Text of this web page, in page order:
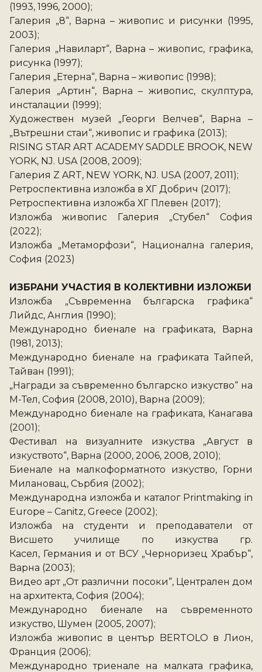
(1993, 1996, 2000);
Галерия „8“, Варна – живопис и рисунки (1995,
2003);
Галерия „Навиларт“, Варна – живопис, графика,
рисунка (1997);
Галерия „Етерна“, Варна – живопис (1998);
Галерия „Артин“, Варна – живопис, скулптура,
инсталации (1999);
Художествен музей „Георги Велчев“, Варна –
„Вътрешни стаи“, живопис и графика (2013);
RISING STAR ART ACADEMY SADDLE BROOK, NEW
YORK, NJ. USA (2008, 2009);
Галерия Z ART, NEW YORK, NJ. USA (2007, 2011);
Ретроспективна изложба в ХГ Добрич (2017);
Ретроспективна изложба ХГ Плевен (2017);
Изложба живопис Галерия „Стубел“ София
(2022);
Изложба „Метаморфози“, Национална галерия,
София (2023)
ИЗБРАНИ УЧАСТИЯ В КОЛЕКТИВНИ ИЗЛОЖБИ
Изложба „Съвременна българска графика“
Лийдс, Англия (1990);
Международно биенале на графиката, Варна
(1981, 2013);
Международно биенале на графиката Тайпей,
Тайван (1991);
„Награди за съвременно българско изкуство“ на
М-Тел, София (2008, 2010), Варна (2009);
Международно биенале на графиката, Канагава
(2001);
Фестивал на визуалните изкуства „Август в
изкуството“, Варна (2000, 2006, 2008, 2010);
Биенале на малкоформатното изкуство, Горни
Милановац, Сърбия (2002);
Международна изложба и каталог Printmaking in
Europe – Canitz, Greece (2002);
Изложба на студенти и преподаватели от
Висшето училище по изкуства гр.
Касел, Германия и от ВСУ „Черноризец Храбър“,
Варна (2003);
Видео арт „От различни посоки“, Централен дом
на архитекта, София (2004);
Международно биенале на съвременното
изкуство, Шумен (2005, 2007);
Изложба живопис в център BERTOLO в Лион,
Франция (2006);
Международно триенале на малката графика,